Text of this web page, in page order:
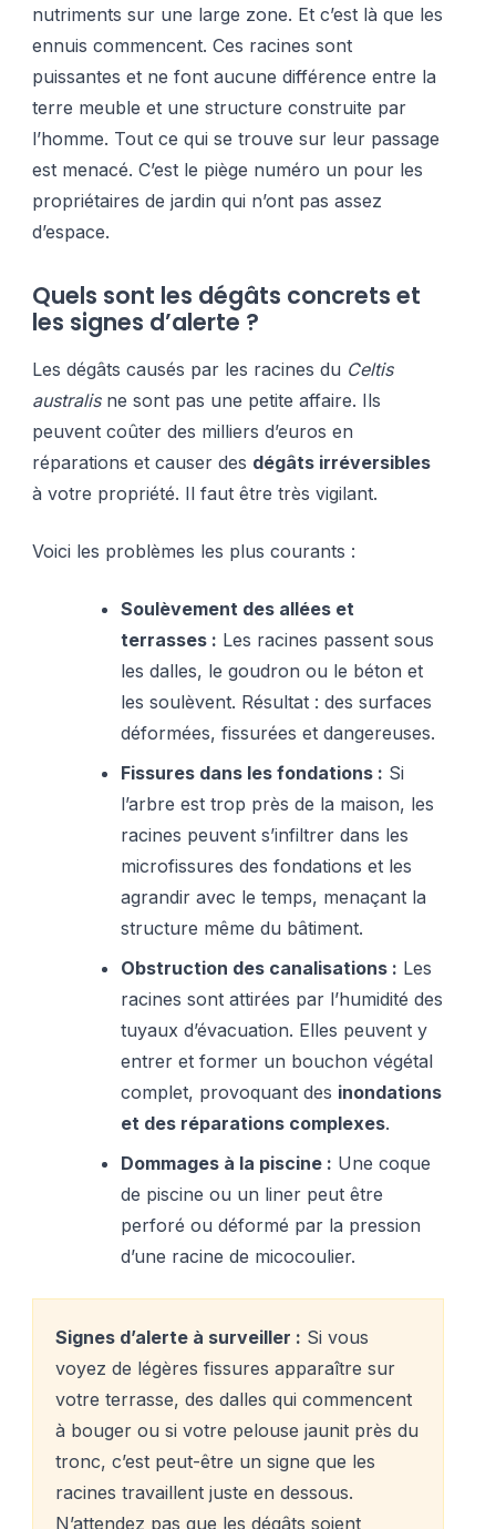
nutriments sur une large zone. Et c’est là que les
ennuis commencent. Ces racines sont
puissantes et ne font aucune différence entre la
terre meuble et une structure construite par
l’homme. Tout ce qui se trouve sur leur passage
est menacé. C’est le piège numéro un pour les
propriétaires de jardin qui n’ont pas assez
d’espace.
Quels sont les dégâts concrets et
les signes d’alerte ?
Les dégâts causés par les racines du Celtis
australisne sont pas une petite affaire. Ils
peuvent coûter des milliers d’euros en
réparations et causer des dégâts irréversibles
à votre propriété. Il faut être très vigilant.
Voici les problèmes les plus courants :
Soulèvement des allées et
terrasses : Les racines passent sous
les dalles, le goudron ou le béton et
les soulèvent. Résultat : des surfaces
déformées, fissurées et dangereuses.
Fissures dans les fondations : Si
l’arbre est trop près de la maison, les
racines peuvent s’infiltrer dans les
microfissures des fondations et les
agrandir avec le temps, menaçant la
structure même du bâtiment.
Obstruction des canalisations : Les
racines sont attirées par l’humidité des
tuyaux d’évacuation. Elles peuvent y
entrer et former un bouchon végétal
complet, provoquant des inondations
et des réparations complexes.
Dommages à la piscine : Une coque
de piscine ou un liner peut être
perforé ou déformé par la pression
d’une racine de micocoulier.
Signes d’alerte à surveiller : Si vous
voyez de légères fissures apparaître sur
votre terrasse, des dalles qui commencent
à bouger ou si votre pelouse jaunit près du
tronc, c’est peut-être un signe que les
racines travaillent juste en dessous.
N’attendez pas que les dégâts soient